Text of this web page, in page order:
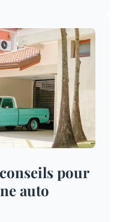
pour
auto